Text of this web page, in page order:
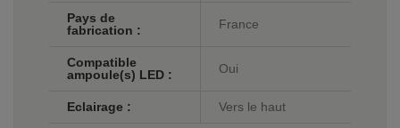
Pays de
fabrication :
France
Compatible
ampoule(s) LED :
Oui
Eclairage : Vers le haut